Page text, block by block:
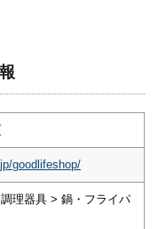
goodlifeshop/
理器具 > 鍋・フライパ